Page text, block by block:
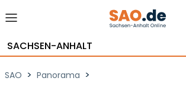
SACHSEN-ANHALT
SAO > Panorama >